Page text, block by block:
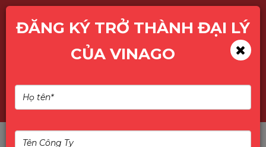
ĐĂNG KÝ TRỞ THÀNH ĐẠI LÝ
CỦA VINAGO